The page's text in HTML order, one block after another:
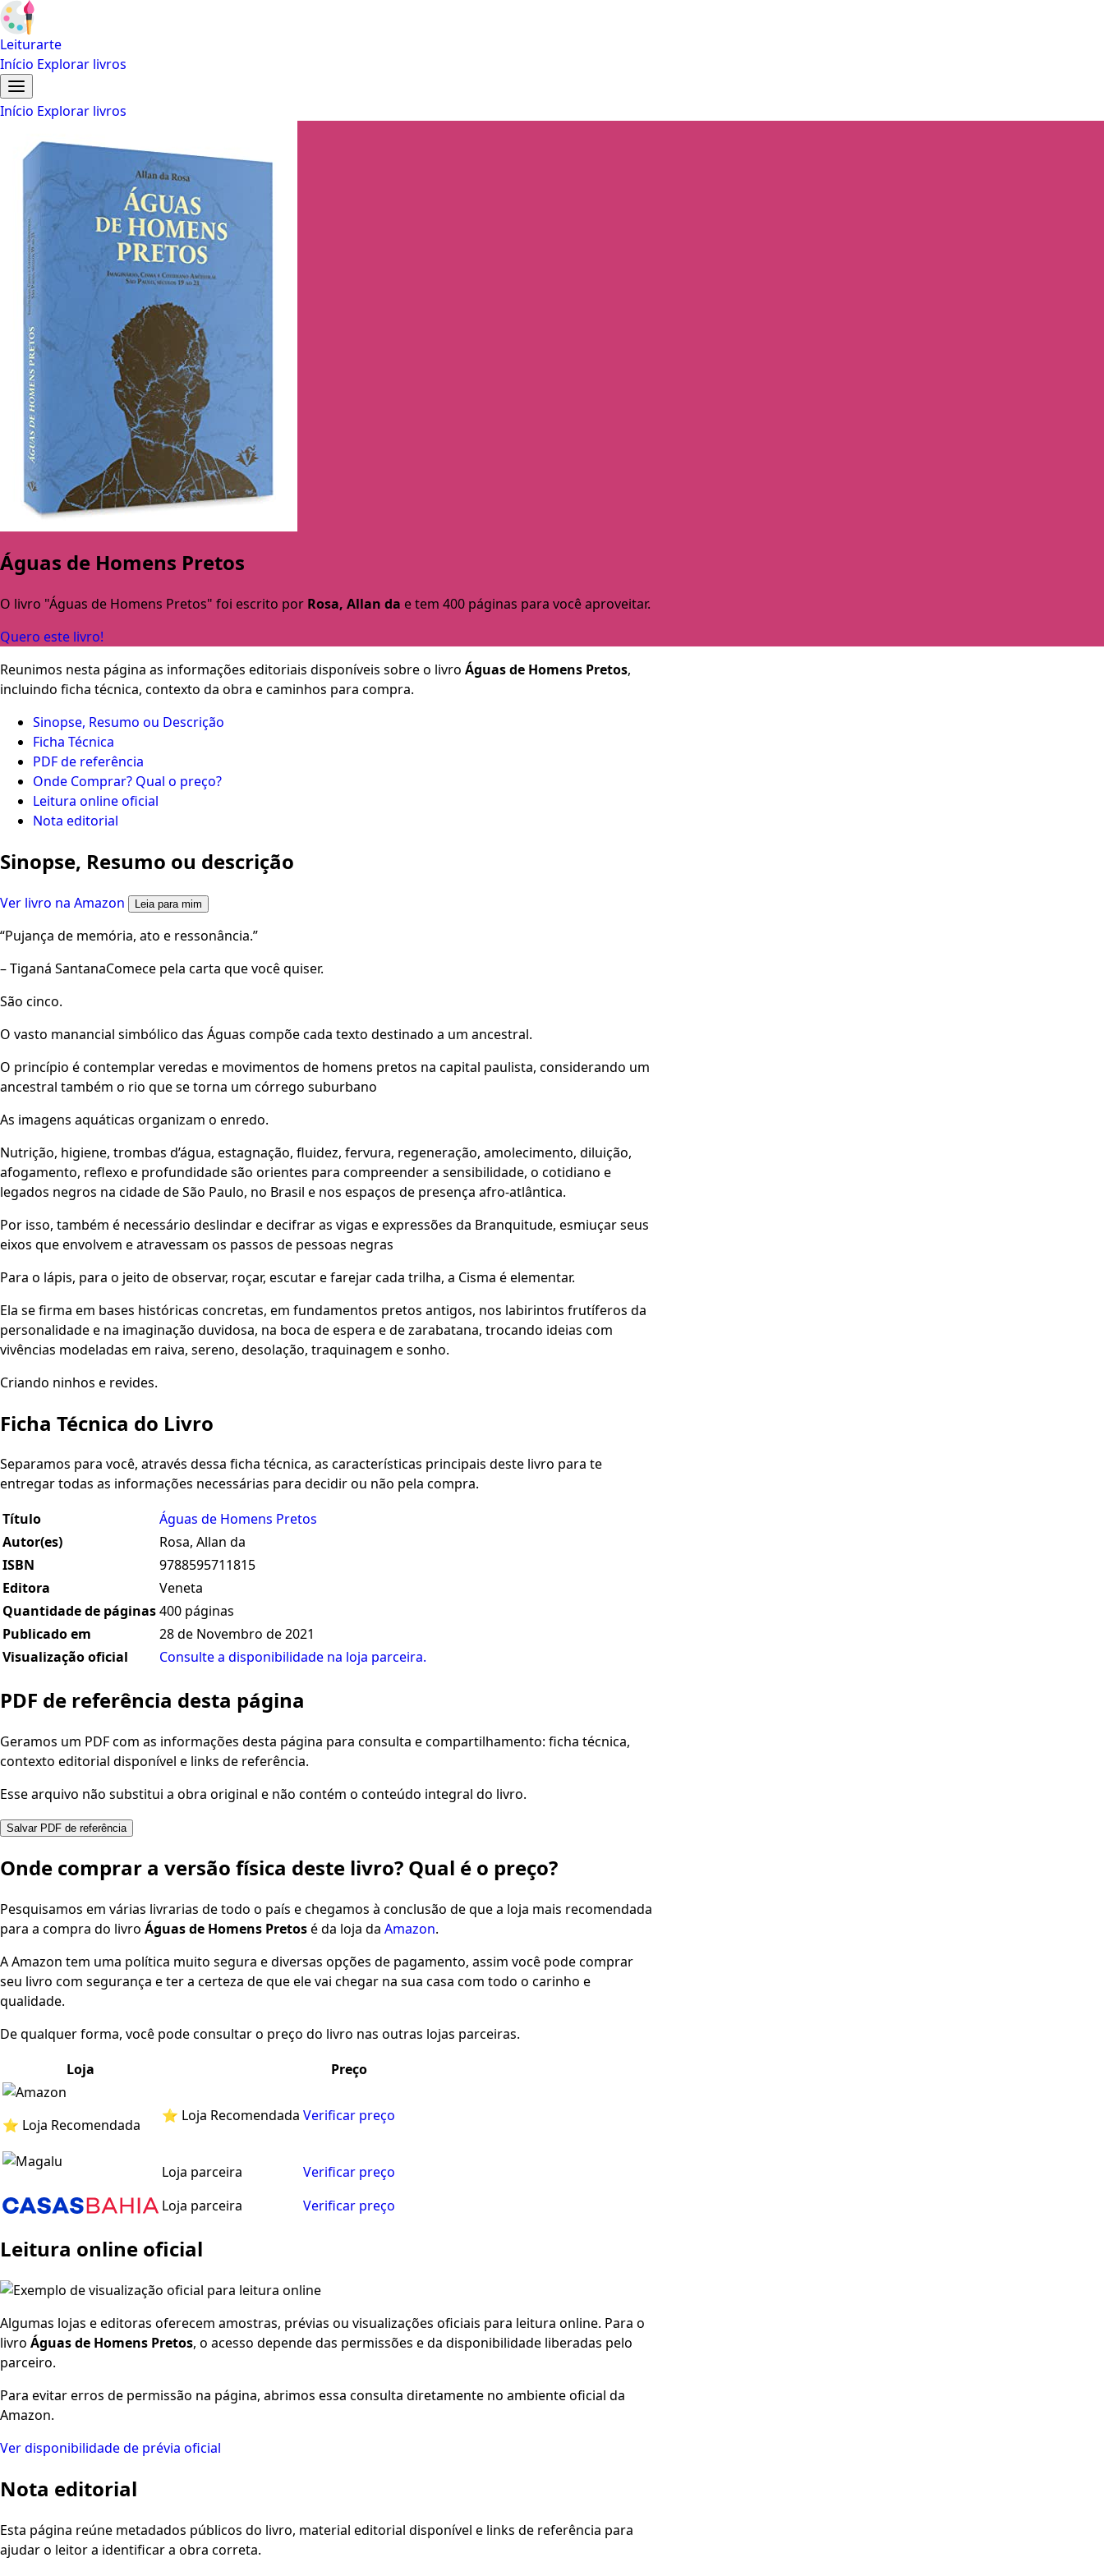
Leiturarte
Início Explorar livros
Início Explorar livros
Águas de Homens Pretos
O livro "Águas de Homens Pretos" foi escrito por Rosa, Allan da e tem 400 páginas para você aproveitar.
Quero este livro!
Reunimos nesta página as informações editoriais disponíveis sobre o livro Águas de Homens Pretos,
incluindo ficha técnica, contexto da obra e caminhos para compra.
Sinopse, Resumo ou Descrição
Ficha Técnica
PDF de referência
Onde Comprar? Qual o preço?
Leitura online oficial
Nota editorial
Sinopse, Resumo ou descrição
Ver livro na Amazon Leia para mim
“Pujança de memória, ato e ressonância.”
– Tiganá SantanaComece pela carta que você quiser.
São cinco.
O vasto manancial simbólico das Águas compõe cada texto destinado a um ancestral.
O princípio é contemplar veredas e movimentos de homens pretos na capital paulista, considerando um
ancestral também o rio que se torna um córrego suburbano
As imagens aquáticas organizam o enredo.
Nutrição, higiene, trombas d’água, estagnação, fluidez, fervura, regeneração, amolecimento, diluição,
afogamento, reflexo e profundidade são orientes para compreender a sensibilidade, o cotidiano e
legados negros na cidade de São Paulo, no Brasil e nos espaços de presença afro-atlântica.
Por isso, também é necessário deslindar e decifrar as vigas e expressões da Branquitude, esmiuçar seus
eixos que envolvem e atravessam os passos de pessoas negras
Para o lápis, para o jeito de observar, roçar, escutar e farejar cada trilha, a Cisma é elementar.
Ela se firma em bases históricas concretas, em fundamentos pretos antigos, nos labirintos frutíferos da
personalidade e na imaginação duvidosa, na boca de espera e de zarabatana, trocando ideias com
vivências modeladas em raiva, sereno, desolação, traquinagem e sonho.
Criando ninhos e revides.
Ficha Técnica do Livro
Separamos para você, através dessa ficha técnica, as características principais deste livro para te
entregar todas as informações necessárias para decidir ou não pela compra.
Título
Águas de Homens Pretos
Autor(es)
Rosa, Allan da
ISBN
9788595711815
Editora
Veneta
Quantidade de páginas400 páginas
Publicado em
28 de Novembro de 2021
Visualização oficial
Consulte a disponibilidade na loja parceira.
PDF de referência desta página
Geramos um PDF com as informações desta página para consulta e compartilhamento: ficha técnica,
contexto editorial disponível e links de referência.
Esse arquivo não substitui a obra original e não contém o conteúdo integral do livro.
Salvar PDF de referência
Onde comprar a versão física deste livro? Qual é o preço?
Pesquisamos em várias livrarias de todo o país e chegamos à conclusão de que a loja mais recomendada
para a compra do livro Águas de Homens Pretosé da loja da Amazon.
A Amazon tem uma política muito segura e diversas opções de pagamento, assim você pode comprar
seu livro com segurança e ter a certeza de que ele vai chegar na sua casa com todo o carinho e
qualidade.
De qualquer forma, você pode consultar o preço do livro nas outras lojas parceiras.
Loja
Preço
⭐ Loja Recomendada
⭐ Loja Recomendada Verificar preço
Loja parceira
Verificar preço
Loja parceira
Verificar preço
Leitura online oficial
Algumas lojas e editoras oferecem amostras, prévias ou visualizações oficiais para leitura online. Para o
livro Águas de Homens Pretos, o acesso depende das permissões e da disponibilidade liberadas pelo
parceiro.
Para evitar erros de permissão na página, abrimos essa consulta diretamente no ambiente oficial da
Amazon.
Ver disponibilidade de prévia oficial
Nota editorial
Esta página reúne metadados públicos do livro, material editorial disponível e links de referência para
ajudar o leitor a identificar a obra correta.